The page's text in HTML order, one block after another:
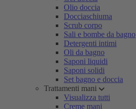
Olio doccia
Docciaschiuma
Scrub corpo
Sali e bombe da bagno
Detergenti intimi
Oli da bagno
Saponi liquidi
Saponi solidi
Set bagno e doccia
Trattamenti mani
Visualizza tutti
Creme mani